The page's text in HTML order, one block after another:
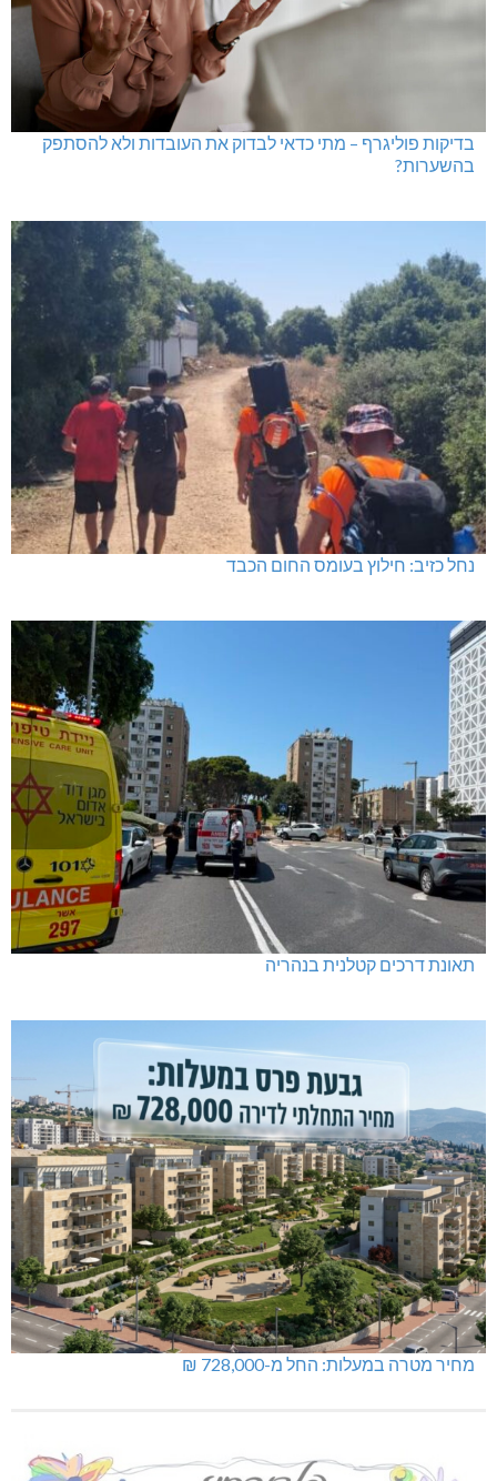
בדיקות פוליגרף – מתי כדאי לבדוק את העובדות ולא להסתפק
בהשערות?
נחל כזיב: חילוץ בעומס החום הכבד
תאונת דרכים קטלנית בנהריה
מחיר מטרה במעלות: החל מ-728,000 ₪